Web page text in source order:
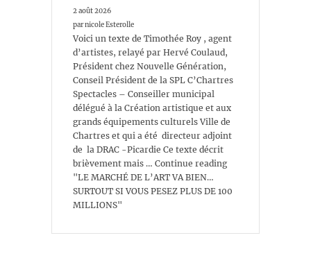
2 août 2026
par nicole Esterolle
Voici un texte de Timothée Roy , agent
d’artistes, relayé par Hervé Coulaud,
Président chez Nouvelle Génération,
Conseil Président de la SPL C’Chartres
Spectacles – Conseiller municipal
délégué à la Création artistique et aux
grands équipements culturels Ville de
Chartres et qui a été directeur adjoint
de la DRAC -Picardie Ce texte décrit
brièvement mais … Continue reading
"LE MARCHÉ DE L’ART VA BIEN…
SURTOUT SI VOUS PESEZ PLUS DE 100
MILLIONS"